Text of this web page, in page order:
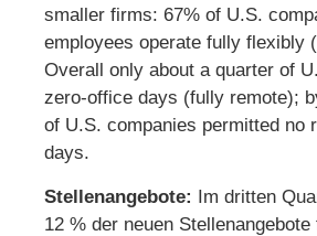
smaller firms: 67% of U.S.
employees operate fully flexibly
Overall only about a quarter of
zero-office days (fully remote);
of U.S. companies permitted no
days.
Stellenangebote: Im dritten
12 % der neuen